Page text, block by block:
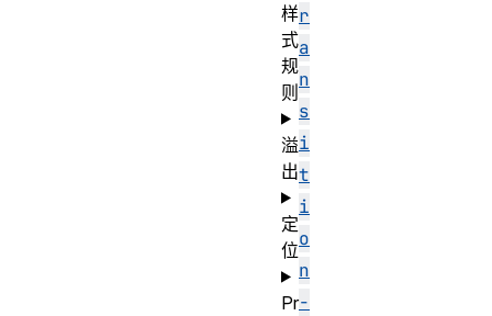
r
a
n
s
i
t
i
o
n
-
样
式
规
则
溢
出
定
位
Pr